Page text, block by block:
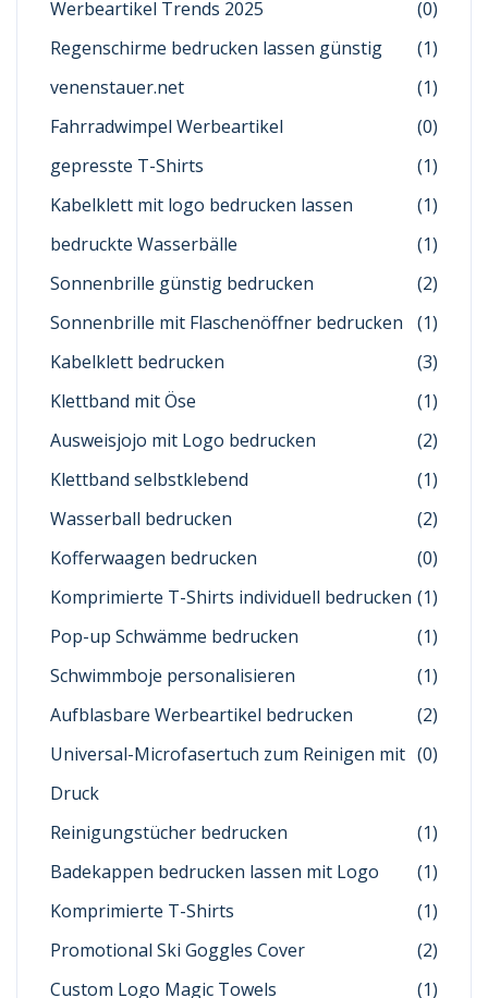
Werbeartikel Trends 2025
(0)
Regenschirme bedrucken lassen günstig
(1)
venenstauer.net
(1)
Fahrradwimpel Werbeartikel
(0)
gepresste T-Shirts
(1)
Kabelklett mit logo bedrucken lassen
(1)
bedruckte Wasserbälle
(1)
Sonnenbrille günstig bedrucken
(2)
Sonnenbrille mit Flaschenöffner bedrucken
(1)
Kabelklett bedrucken
(3)
Klettband mit Öse
(1)
Ausweisjojo mit Logo bedrucken
(2)
Klettband selbstklebend
(1)
Wasserball bedrucken
(2)
Kofferwaagen bedrucken
(0)
Komprimierte T-Shirts individuell bedrucken (1)
Pop-up Schwämme bedrucken
(1)
Schwimmboje personalisieren
(1)
Aufblasbare Werbeartikel bedrucken
(2)
Universal-Microfasertuch zum Reinigen mit
Druck
(0)
Reinigungstücher bedrucken
(1)
Badekappen bedrucken lassen mit Logo
(1)
Komprimierte T-Shirts
(1)
Promotional Ski Goggles Cover
(2)
Custom Logo Magic Towels
(1)